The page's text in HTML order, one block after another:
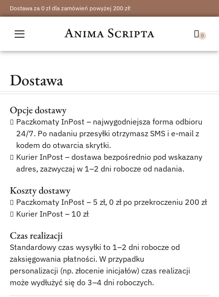
Dostawa za 0 zł dla zamówień powyżej 200 zł!
Blog
O nas
Kontakt
Zaloguj się
Dostawa
Opcje dostawy
Paczkomaty InPost – najwygodniejsza forma odbioru
24/7. Po nadaniu przesyłki otrzymasz SMS i e-mail z
kodem do otwarcia skrytki.
Kurier InPost – dostawa bezpośrednio pod wskazany
adres, zazwyczaj w 1–2 dni robocze od nadania.
Koszty dostawy
Paczkomaty InPost – 5 zł, 0 zł po przekroczeniu 200 zł
Kurier InPost – 10 zł
Czas realizacji
Standardowy czas wysyłki to 1–2 dni robocze od
zaksięgowania płatności. W przypadku
personalizacji (np. złocenie inicjałów) czas realizacji
może wydłużyć się do 3–4 dni roboczych.